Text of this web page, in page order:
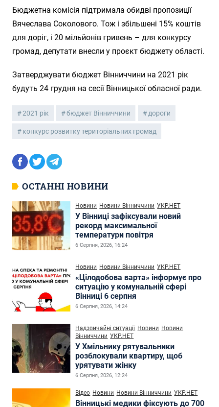
Бюджетна комісія підтримала обидві пропозиції
Вячеслава Соколового. Тож і збільшені 15% коштів
для доріг, і 20 мільйонів гривень – для конкурсу
громад, депутати внесли у проєкт бюджету області.
Затверджувати бюджет Вінниччини на 2021 рік
будуть 24 грудня на сесії Вінницької обласної ради.
2021 рік бюджет Вінниччини дороги
конкурс розвитку територіальних громад
ОСТАННІ НОВИНИ
Новини Новини Вінниччини УКР.НЕТ
У Вінниці зафіксували новий
рекорд максимальної
температури повітря
6 Серпня, 2026, 16:24
Новини Новини Вінниччини УКР.НЕТ
«Цілодобова варта» інформує про
ситуацію у комунальній сфері
Вінниці 6 серпня
6 Серпня, 2026, 14:24
Надзвичайні ситуації Новини Новини
Вінниччини УКР.НЕТ
У Хмільнику рятувальники
розблокували квартиру, щоб
урятувати жінку
6 Серпня, 2026, 12:24
Відео Новини Новини Вінниччини УКР.НЕТ
Вінницькі медики фіксують до 700